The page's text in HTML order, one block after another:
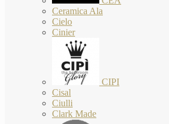
Ceramica Ala
Cielo
Cinier
CIPI
Cisal
Ciulli
Clark Made